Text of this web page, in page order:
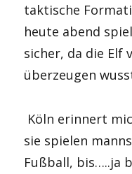
taktische
heute abend
sicher, da die Elf
überzeugen
Köln erinnert
sie spielen
Fußball, bis…..ja